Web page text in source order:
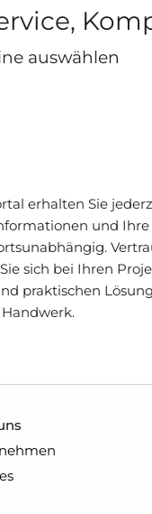
auswählen
erhalten Sie
und
sich bei Ihren
praktischen